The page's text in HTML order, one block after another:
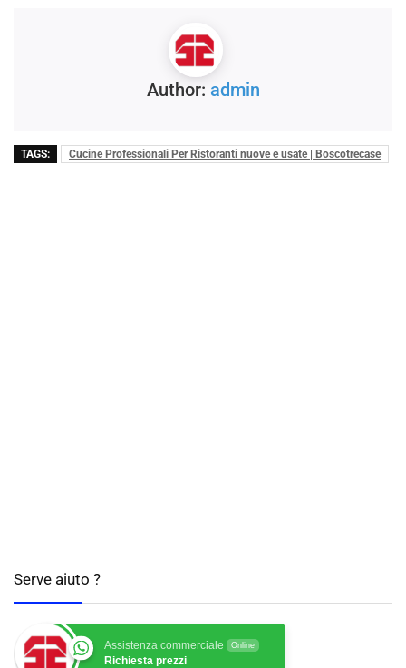
Author: admin
TAGS: Cucine Professionali Per Ristoranti nuove e usate | Boscotrecase
Serve aiuto ?
Assistenza commerciale Online
Richiesta prezzi